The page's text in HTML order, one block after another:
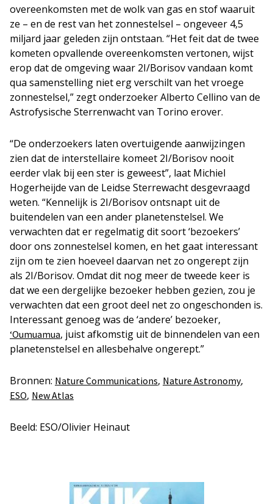
overeenkomsten met de wolk van gas en stof waaruit
ze – en de rest van het zonnestelsel – ongeveer 4,5
miljard jaar geleden zijn ontstaan. “Het feit dat de twee
kometen opvallende overeenkomsten vertonen, wijst
erop dat de omgeving waar 2I/Borisov vandaan komt
qua samenstelling niet erg verschilt van het vroege
zonnestelsel,” zegt onderzoeker Alberto Cellino van de
Astrofysische Sterrenwacht van Torino erover.
“De onderzoekers laten overtuigende aanwijzingen
zien dat de interstellaire komeet 2I/Borisov nooit
eerder vlak bij een ster is geweest”, laat Michiel
Hogerheijde van de Leidse Sterrewacht desgevraagd
weten. “Kennelijk is 2I/Borisov ontsnapt uit de
buitendelen van een ander planetenstelsel. We
verwachten dat er regelmatig dit soort ‘bezoekers’
door ons zonnestelsel komen, en het gaat interessant
zijn om te zien hoeveel daarvan net zo ongerept zijn
als 2I/Borisov. Omdat dit nog meer de tweede keer is
dat we een dergelijke bezoeker hebben gezien, zou je
verwachten dat een groot deel net zo ongeschonden is.
Interessant genoeg was de ‘andere’ bezoeker,
‘Oumuamua, juist afkomstig uit de binnendelen van een
planetenstelsel en allesbehalve ongerept.”
Bronnen: Nature Communications, Nature Astronomy,
ESO, New Atlas
Beeld: ESO/Olivier Heinaut